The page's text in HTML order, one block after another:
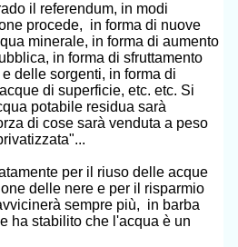
il referendum, in modi
procede, in forma di nuove
minerale, in forma di aumento
in forma di sfruttamento
delle sorgenti, in forma di
di superficie, etc. etc. Si
potabile residua sarà
di cose sarà venduta a peso
per il riuso delle acque
delle nere e per il risparmio
sempre più, in barba
ha stabilito che l'acqua è un